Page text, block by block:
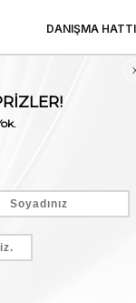
DANIŞMA HATTI
AKSESUAR